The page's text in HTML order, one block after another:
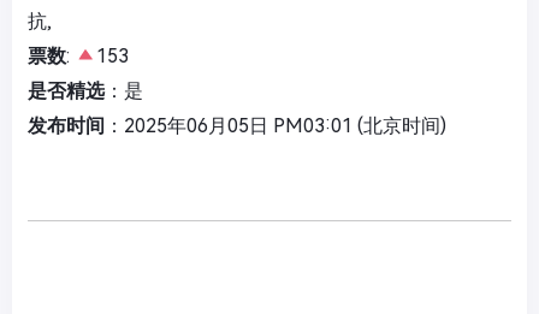
抗,
票数:
153
是否精选：是
发布时间 ：2025年06月05日 PM03:01 (北京时间)